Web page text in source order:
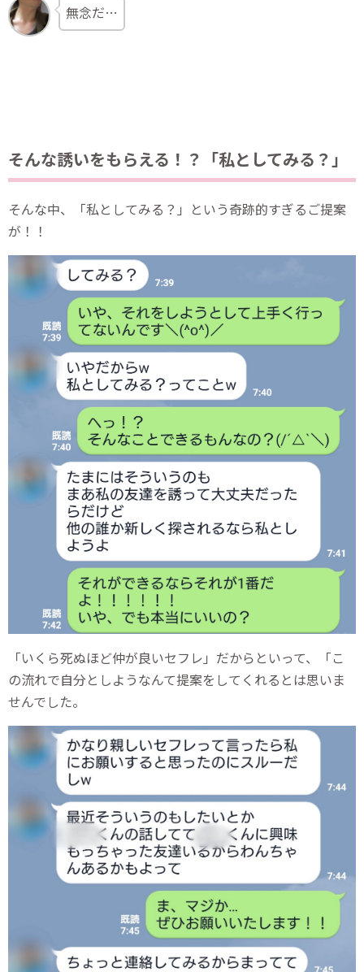
無念だ…
そんな誘いをもらえる！？「私としてみる？」
そんな中、「私としてみる？」という奇跡的すぎるご提案
が！！
「いくら死ぬほど仲が良いセフレ」だからといって、「こ
の流れで自分としようなんて提案をしてくれるとは思いま
せんでした。